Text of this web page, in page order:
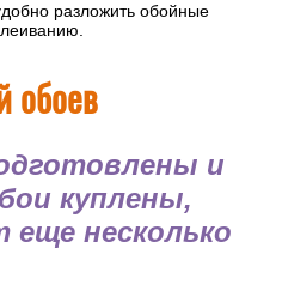
разложить обойные
обоев
и
куплены,
несколько